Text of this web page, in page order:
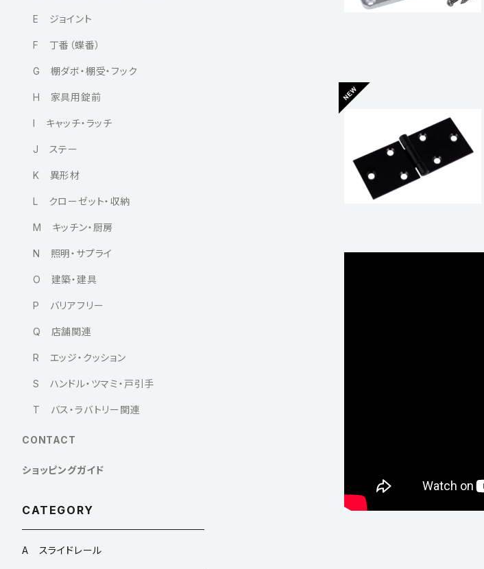
E ジョイント
F 丁番（蝶番）
G 棚ダボ・棚受・フック
H 家具用錠前
I キャッチ・ラッチ
J ステー
K 異形材
L クローゼット・収納
M キッチン・厨房
N 照明・サプライ
O 建築・建具
P バリアフリー
Q 店舗関連
R エッジ・クッション
S ハンドル・ツマミ・戸引手
T バス・ラバトリー関連
CONTACT
ショッピングガイド
CATEGORY
A スライドレール